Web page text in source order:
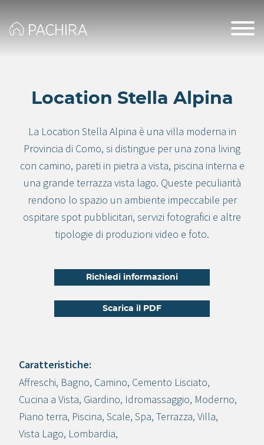
Location Stella Alpina
La Location Stella Alpina è una villa moderna in
Provincia di Como, si distingue per una zona living
con camino, pareti in pietra a vista, piscina interna e
una grande terrazza vista lago. Queste peculiarità
rendono lo spazio un ambiente impeccabile per
ospitare spot pubblicitari, servizi fotografici e altre
tipologie di produzioni video e foto.
Richiedi informazioni
Scarica il PDF
Crea progetto
Caratteristiche:
Affreschi, Bagno, Camino, Cemento Lisciato,
Cucina a Vista, Giardino, Idromassaggio, Moderno,
Piano terra, Piscina, Scale, Spa, Terrazza, Villa,
Vista Lago, Lombardia,